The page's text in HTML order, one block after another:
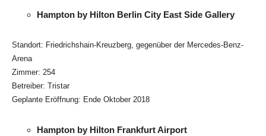
Hampton by Hilton Berlin City East Side Gallery
Standort: Friedrichshain-Kreuzberg, gegenüber der Mercedes-Benz-
Arena
Zimmer: 254
Betreiber: Tristar
Geplante Eröffnung: Ende Oktober 2018
Hampton by Hilton Frankfurt Airport